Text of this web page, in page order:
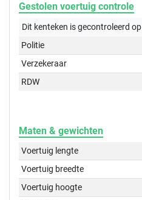
Gestolen voertuig controle
Dit kenteken is gecontroleerd op
Politie
Verzekeraar
RDW
Maten & gewichten
Voertuig lengte
Voertuig breedte
Voertuig hoogte